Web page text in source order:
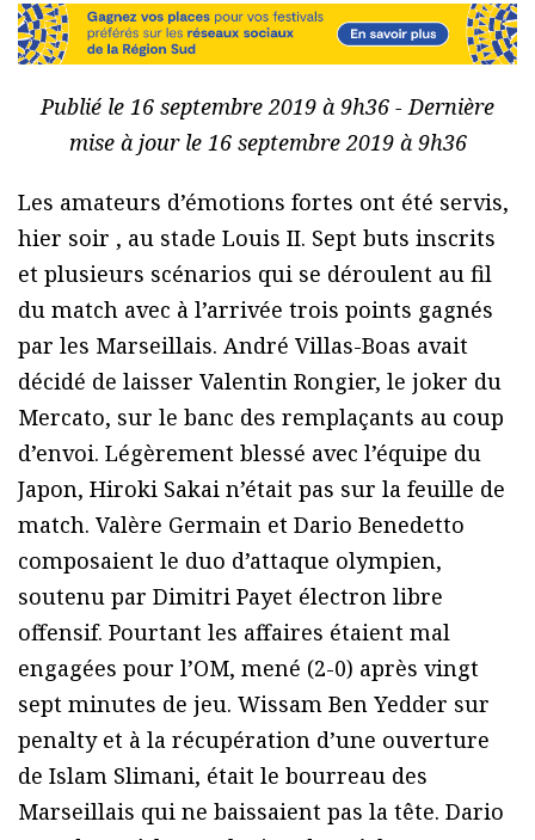
Publié le 16 septembre 2019 à 9h36 - Dernière
mise à jour le 16 septembre 2019 à 9h36
Les amateurs d’émotions fortes ont été servis,
hier soir , au stade Louis II. Sept buts inscrits
et plusieurs scénarios qui se déroulent au fil
du match avec à l’arrivée trois points gagnés
par les Marseillais. André Villas-Boas avait
décidé de laisser Valentin Rongier, le joker du
Mercato, sur le banc des remplaçants au coup
d’envoi. Légèrement blessé avec l’équipe du
Japon, Hiroki Sakai n’était pas sur la feuille de
match. Valère Germain et Dario Benedetto
composaient le duo d’attaque olympien,
soutenu par Dimitri Payet électron libre
offensif. Pourtant les affaires étaient mal
engagées pour l’OM, mené (2-0) après vingt
sept minutes de jeu. Wissam Ben Yedder sur
penalty et à la récupération d’une ouverture
de Islam Slimani, était le bourreau des
Marseillais qui ne baissaient pas la tête. Dario